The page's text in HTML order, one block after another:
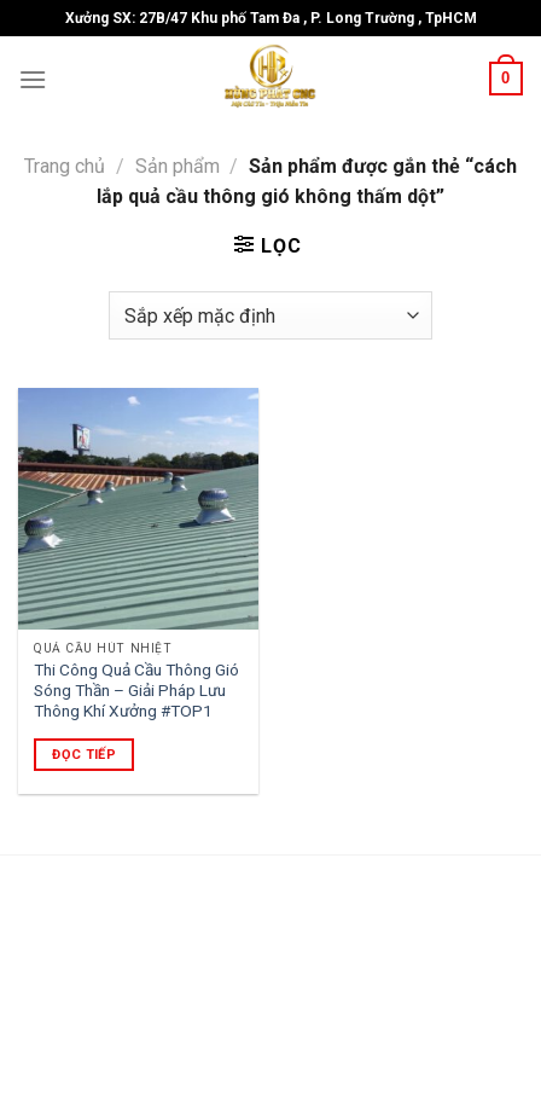
to
content
Xưởng SX: 27B/47 Khu phố Tam Đa , P. Long Trường , TpHCM
0
Trang chủ / Sản phẩm / Sản phẩm được gắn thẻ “cách
lắp quả cầu thông gió không thấm dột”
LỌC
QUẢ CẦU HÚT NHIỆT
Thi Công Quả Cầu Thông Gió
Sóng Thần – Giải Pháp Lưu
Thông Khí Xưởng #TOP1
ĐỌC TIẾP